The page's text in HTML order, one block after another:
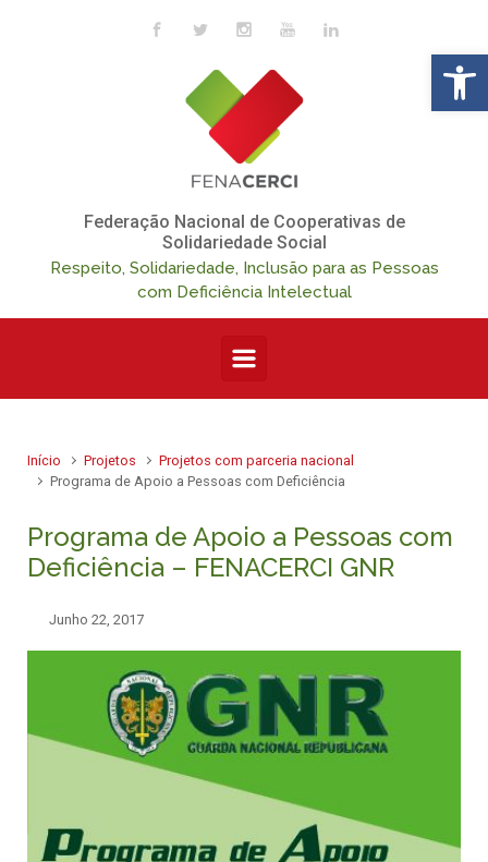
Skip to main content
Federação Nacional de Cooperativas de
Solidariedade Social
Respeito, Solidariedade, Inclusão para as Pessoas
com Deficiência Intelectual
Início Projetos
Projetos com parceria nacional
Programa de Apoio a Pessoas com Deficiência
Programa de Apoio a Pessoas com
Deficiência – FENACERCI GNR
Junho 22, 2017